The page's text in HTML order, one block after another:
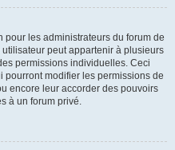
pour les administrateurs du forum de
peut appartenir à plusieurs
permissions individuelles. Ceci
pourront modifier les permissions de
encore leur accorder des pouvoirs
à un forum privé.